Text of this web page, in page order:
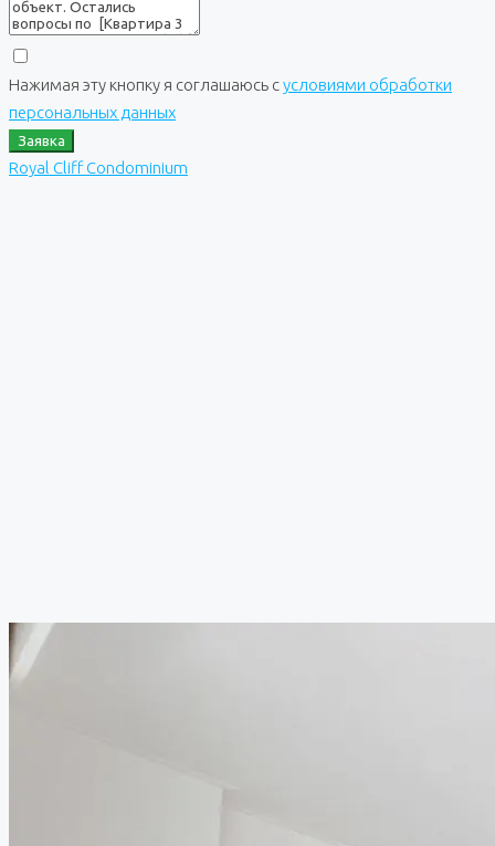
Нажимая эту кнопку я соглашаюсь сусловиями обработки
персональных данных
Заявка
Royal Cliff Condominium